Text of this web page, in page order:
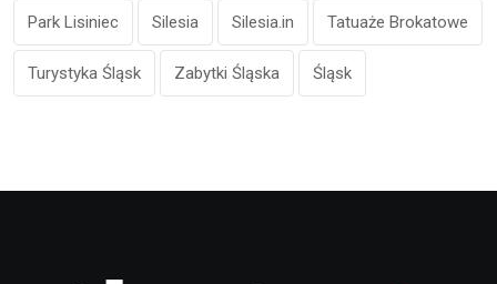
Park Lisiniec Silesia Silesia.in Tatuaże Brokatowe
Turystyka Śląsk Zabytki Śląska Śląsk